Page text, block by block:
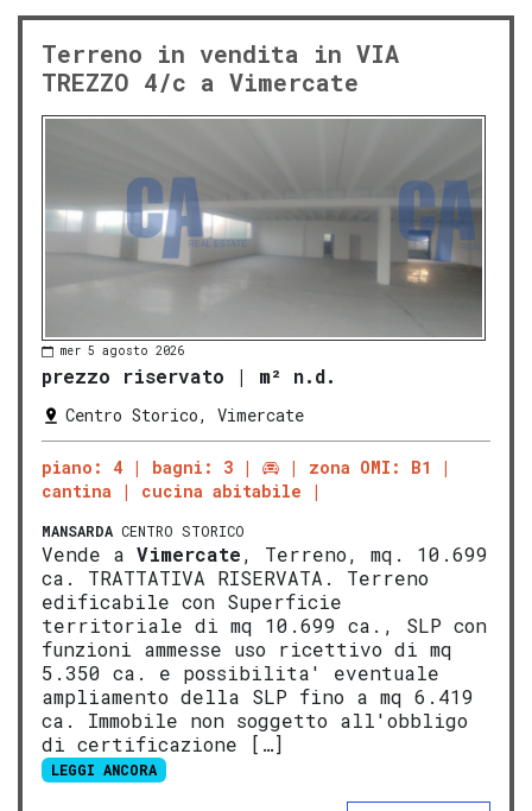
Terreno in vendita in VIA
TREZZO 4/c a Vimercate
mer 5 agosto 2026
prezzo riservato | m² n.d.
Centro Storico, Vimercate
piano: 4 bagni: 3
zona OMI: B1
cantina
cucina abitabile
MANSARDA CENTRO STORICO
Vende a Vimercate, Terreno, mq. 10.699
ca. TRATTATIVA RISERVATA. Terreno
edificabile con Superficie
territoriale di mq 10.699 ca., SLP con
funzioni ammesse uso ricettivo di mq
5.350 ca. e possibilita' eventuale
ampliamento della SLP fino a mq 6.419
ca. Immobile non soggetto all'obbligo
di certificazione […]
LEGGI ANCORA